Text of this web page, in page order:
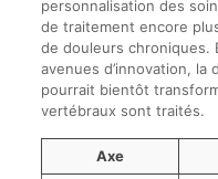
personnalisation des
de traitement encore
de douleurs chroniques.
avenues d’innovation,
pourrait bientôt
vertébraux sont traités.
Axe